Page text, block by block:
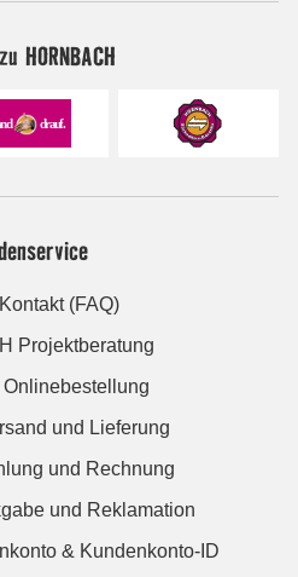
HORNBACH
(FAQ)
Projektberatung
Onlinebestellung
und Lieferung
und Rechnung
und Reklamation
& Kundenkonto-ID